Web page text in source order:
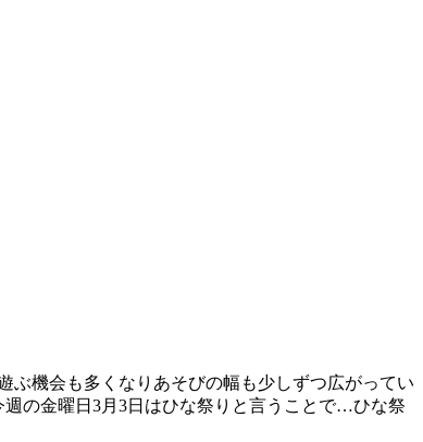
ぶ機会も多くなりあそびの幅も少しずつ広がってい
の金曜日3月3日はひな祭りと言うことで…ひな祭